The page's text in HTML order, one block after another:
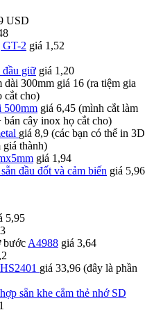
USD
GT-2 giá 1,52
đầu giữ giá 1,20
300mm giá 16 (ra tiệm gia
cắt cho)
500mm giá 6,45 (mình cắt làm
cây inox họ cắt cho)
giá 8,9 (các bạn có thể in 3D
giá thành)
giá 1,94
đầu đốt và cảm biến giá 5,96
5,95
bước A4988 giá 3,64
giá 33,96 (đây là phần
sẵn khe cắm thẻ nhớ SD